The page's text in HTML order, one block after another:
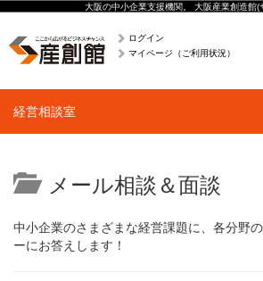
大阪の中小企業支援機関。 大阪産業創造館(
ログイン
マイページ（ご利用状況）
経営相談室
メール相談＆面談
中小企業のさまざまな経営課題に、各分野
ーにお答えします！